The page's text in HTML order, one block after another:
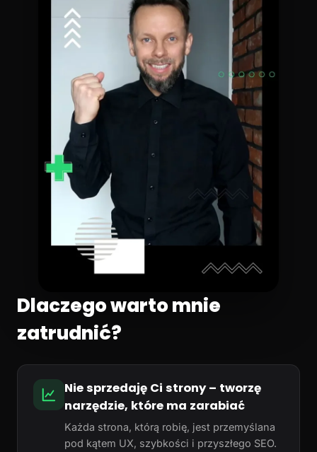
Dlaczego warto mnie
zatrudnić?
Nie sprzedaję Ci strony – tworzę
narzędzie, które ma zarabiać
Każda strona, którą robię, jest przemyślana
pod kątem UX, szybkości i przyszłego SEO.